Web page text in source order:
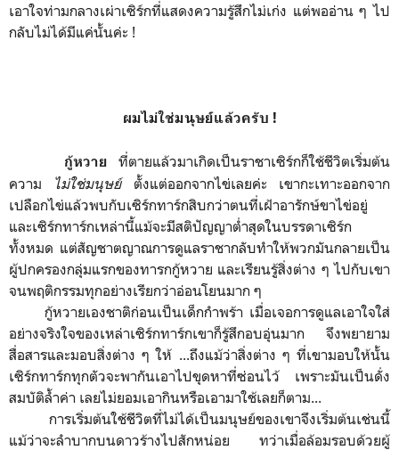
เอาใจท่ามกลางเผ่าเซิร์กที่แสดงความรู้สึกไม่เก่ง แต่พออ่าน ๆ ไป
กลับไม่ได้มีแค่นั้นค่ะ !
ผมไม่ใช่มนุษย์แล้วครับ !
กู้หวายที่ตายแล้วมาเกิดเป็นราชาเซิร์กก็ใช้ชีวิตเริ่มต้น
ความ ไม่ใช่มนุษย์ ตั้งแต่ออกจากไข่เลยค่ะ เขากะเทาะออกจาก
เปลือกไข่แล้วพบกับเซิร์กทาร์กสิบกว่าตนที่เฝ้าอารักษ์ขาไข่อยู่
และเซิร์กทาร์กเหล่านี้แม้จะมีสติปัญญาต่ำสุดในบรรดาเซิร์ก
ทั้งหมด แต่สัญชาตญาณการดูแลราชากลับทำให้พวกมันกลายเป็น
ผู้ปกครองกลุ่มแรกของทารกกู้หวาย และเรียนรู้สิ่งต่าง ๆ ไปกับเขา
จนพฤติกรรมทุกอย่างเรียกว่าอ่อนโยนมาก ๆ
กู้หวายเองชาติก่อนเป็นเด็กกำพร้า เมื่อเจอการดูแลเอาใจใส่
อย่างจริงใจของเหล่าเซิร์กทาร์กเขาก็รู้สึกอบอุ่นมาก จึงพยายาม
สื่อสารและมอบสิ่งต่าง ๆ ให้ ...ถึงแม้ว่าสิ่งต่าง ๆ ที่เขามอบให้นั้น
เซิร์กทาร์กทุกตัวจะพากันเอาไปขุดหาที่ซ่อนไว้ เพราะมันเป็นดั่ง
สมบัติล้ำค่า เลยไม่ยอมเอากินหรือเอามาใช้เลยก็ตาม...
การเริ่มต้นใช้ชีวิตที่ไม่ได้เป็นมนุษย์ของเขาจึงเริ่มต้นเช่นนี้
แม้ว่าจะลำบากบนดาวร้างไปสักหน่อย ทว่าเมื่อล้อมรอบด้วยผู้